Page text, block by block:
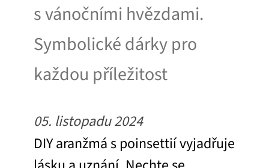
s vánočními hvězdami.
Symbolické dárky pro
každou příležitost
05. listopadu 2024
DIY aranžmá s poinsettií vyjadřuje